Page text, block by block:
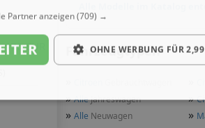
Fahrzeugtypen
»AlleJahreswagen »
» Alle Neuwagen »
EUR
Partner anzeigen(709) →
OHNE WERBUNG FÜR